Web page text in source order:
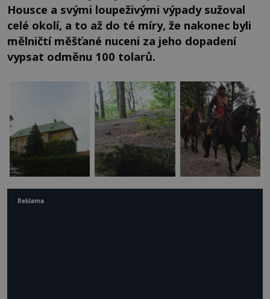
Housce a svými loupeživými výpady sužoval
celé okolí, a to až do té míry, že nakonec byli
mělničtí měšťané nuceni za jeho dopadení
vypsat odměnu 100 tolarů.
Reklama